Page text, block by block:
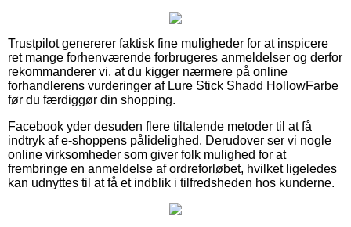
Trustpilot genererer faktisk fine muligheder for at inspicere
ret mange forhenværende forbrugeres anmeldelser og derfor
rekommanderer vi, at du kigger nærmere på online
forhandlerens vurderinger af Lure Stick Shadd HollowFarbe
før du færdiggør din shopping.
Facebook yder desuden flere tiltalende metoder til at få
indtryk af e-shoppens pålidelighed. Derudover ser vi nogle
online virksomheder som giver folk mulighed for at
frembringe en anmeldelse af ordreforløbet, hvilket ligeledes
kan udnyttes til at få et indblik i tilfredsheden hos kunderne.